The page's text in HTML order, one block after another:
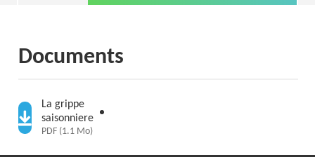
Documents
La grippe
saisonniere
PDF (1.1 Mo)